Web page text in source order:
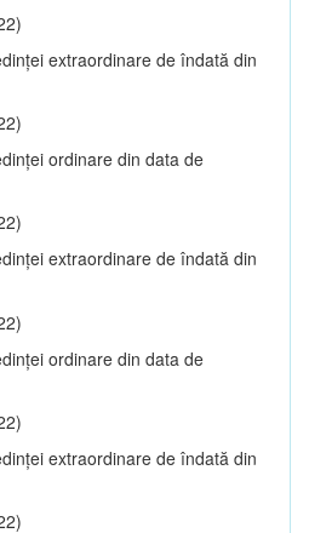
extraordinare de îndată din
ordinare din data de
extraordinare de îndată din
ordinare din data de
extraordinare de îndată din